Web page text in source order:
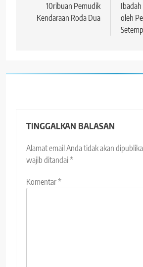
10ribuan Pemudik
Kendaraan Roda Dua
oleh
TINGGALKAN BALASAN
Alamat email Anda tidak akan
wajib ditandai*
Komentar*